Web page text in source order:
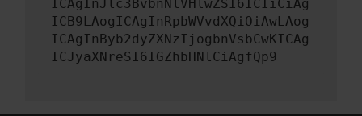
ICAgInJlc3BvbnNlVHlwZSI6ICIiCiAg
ICB9LAogICAgInRpbWVvdXQiOiAwLAog
ICAgInByb2dyZXNzIjogbnVsbCwKICAg
ICJyaXNreSI6IGZhbHNlCiAgfQp9